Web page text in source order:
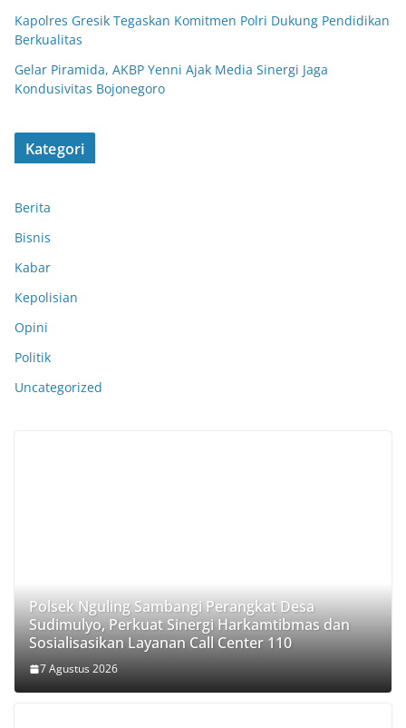
Kapolres Gresik Tegaskan Komitmen Polri Dukung Pendidikan
Berkualitas
Gelar Piramida, AKBP Yenni Ajak Media Sinergi Jaga
Kondusivitas Bojonegoro
Kategori
Berita
Bisnis
Kabar
Kepolisian
Opini
Politik
Uncategorized
Polsek Nguling Sambangi Perangkat Desa
Sudimulyo, Perkuat Sinergi Harkamtibmas dan
Sosialisasikan Layanan Call Center 110
7 Agustus 2026